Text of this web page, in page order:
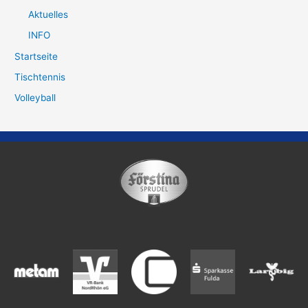
Aktuelles
INFO
Startseite
Tischtennis
Volleyball